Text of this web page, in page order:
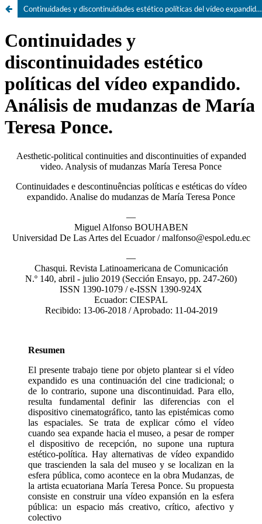
Continuidades y discontinuidades estético políticas del vídeo expandido. Análisis de mudanzas de María Teresa Ponce